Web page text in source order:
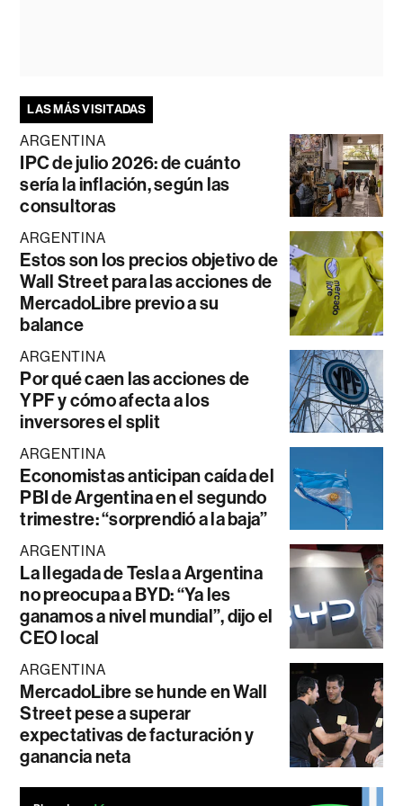
LAS MÁS VISITADAS
ARGENTINA
IPC de julio 2026: de cuánto
sería la inflación, según las
consultoras
ARGENTINA
Estos son los precios objetivo de
Wall Street para las acciones de
MercadoLibre previo a su
balance
ARGENTINA
Por qué caen las acciones de
YPF y cómo afecta a los
inversores el split
ARGENTINA
Economistas anticipan caída del
PBI de Argentina en el segundo
trimestre: “sorprendió a la baja”
ARGENTINA
La llegada de Tesla a Argentina
no preocupa a BYD: “Ya les
ganamos a nivel mundial”, dijo el
CEO local
ARGENTINA
MercadoLibre se hunde en Wall
Street pese a superar
expectativas de facturación y
ganancia neta